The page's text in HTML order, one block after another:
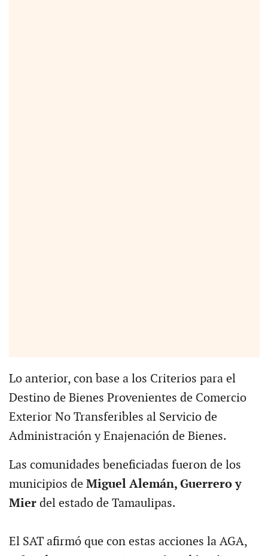
Lo anterior, con base a los Criterios para el
Destino de Bienes Provenientes de Comercio
Exterior No Transferibles al Servicio de
Administración y Enajenación de Bienes.
Las comunidades beneficiadas fueron de los
municipios de Miguel Alemán, Guerrero y
Mier del estado de Tamaulipas.
El SAT afirmó que con estas acciones la AGA,